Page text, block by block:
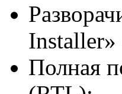
Installer»
Полная